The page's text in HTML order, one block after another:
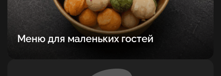
Меню для маленьких гостей